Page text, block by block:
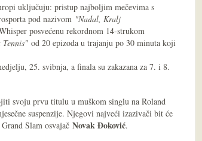
uključuju: pristup najboljim mečevima s
pod nazivom "Nadal, Kralj
posvećenu rekordnom 14-strukom
od 20 epizoda u trajanju po 30 minuta koji
25. svibnja, a finala su zakazana za 7. i 8.
svoju prvu titulu u muškom singlu na Roland
suspenzije. Njegovi najveći izazivači bit će
Slam osvajač Novak Đoković.